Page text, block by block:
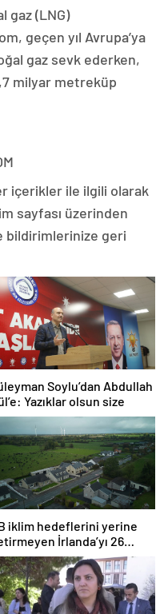
gaz (LNG)
geçen yıl Avrupa’ya
gaz sevk ederken,
milyar metreküp
içerikler ile ilgili olarak
sayfası üzerinden
bildirimlerinize geri
Soylu’dan Abdullah
Yazıklar olsun size
iklim hedeflerini yerine
İrlanda’yı 26
euroluk ceza bekliyor